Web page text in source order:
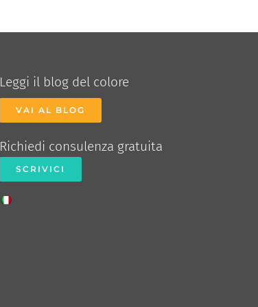
Leggi il blog del colore
VAI AL BLOG
Richiedi consulenza gratuita
SCRIVICI